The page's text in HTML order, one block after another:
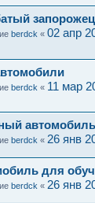
запорожец
berdck « 02 апр
berdck « 11 мар
berdck « 26 янв
для
berdck « 26 янв